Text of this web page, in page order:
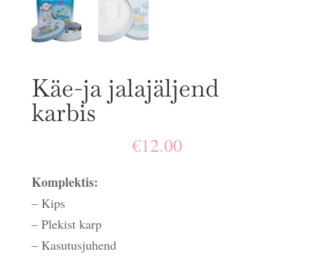
Käe-ja jalajäljend
karbis
€12.00
Komplektis:
– Kips
– Plekist karp
– Kasutusjuhend